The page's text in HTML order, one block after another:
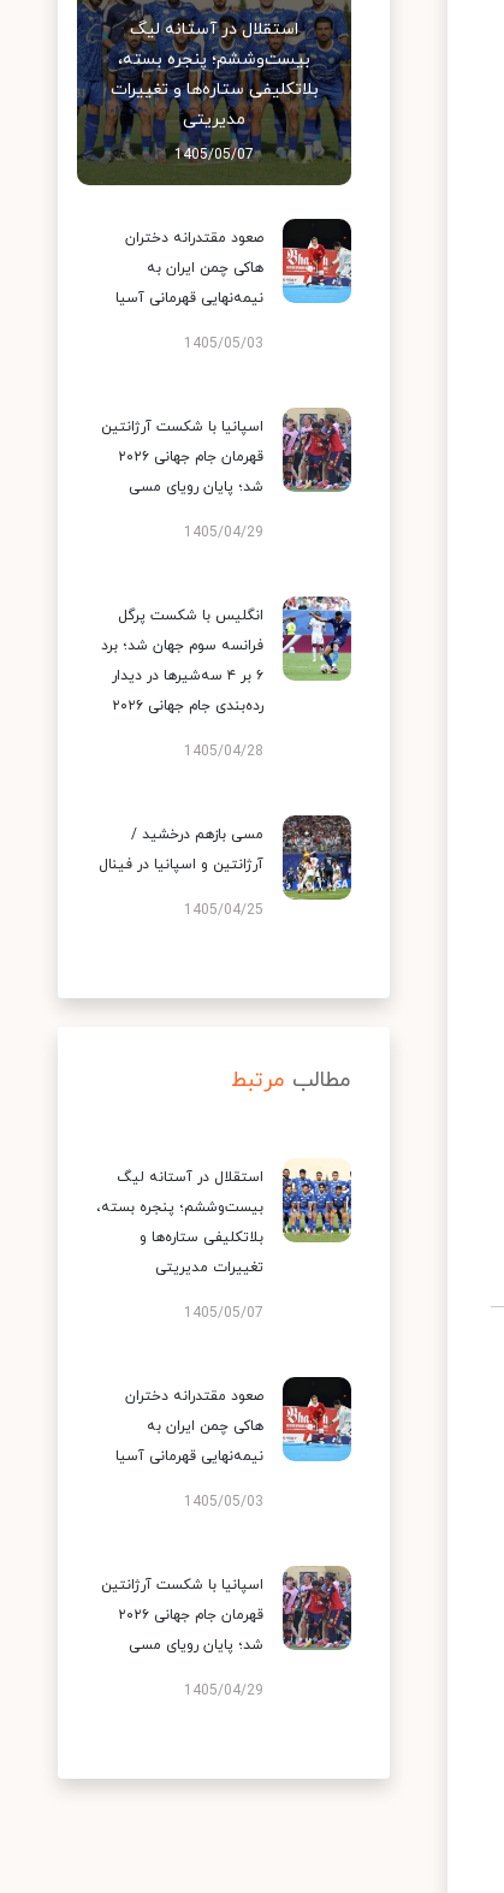
استقلال در آستانه لیگ
بیست‌وششم؛ پنجره بسته،
بلاتکلیفی ستاره‌ها و تغییرات
مدیریتی
1405/05/07
صعود مقتدرانه دختران
هاکی چمن ایران به
نیمه‌نهایی قهرمانی آسیا
1405/05/03
اسپانیا با شکست آرژانتین
قهرمان جام جهانی ۲۰۲۶
شد؛ پایان رویای مسی
1405/04/29
انگلیس با شکست پرگل
فرانسه سوم جهان شد؛ برد
۶ بر ۴ سه‌شیرها در دیدار
رده‌بندی جام جهانی ۲۰۲۶
1405/04/28
مسی بازهم درخشید /
آرژانتین و اسپانیا در فینال
1405/04/25
مطالب مرتبط
استقلال در آستانه لیگ
بیست‌وششم؛ پنجره بسته،
بلاتکلیفی ستاره‌ها و
تغییرات مدیریتی
1405/05/07
صعود مقتدرانه دختران
هاکی چمن ایران به
نیمه‌نهایی قهرمانی آسیا
1405/05/03
اسپانیا با شکست آرژانتین
قهرمان جام جهانی ۲۰۲۶
شد؛ پایان رویای مسی
1405/04/29